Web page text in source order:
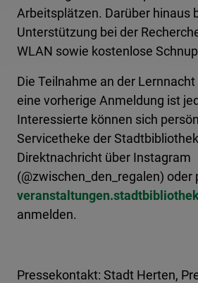
Arbeitsplätzen. Darüber hinaus
Unterstützung bei der
WLAN sowie kostenlose
Die Teilnahme an der
eine vorherige Anmeldung ist
Interessierte können sich
Servicetheke der
Direktnachricht über Instagram
(@zwischen_den_regalen) oder
anmelden.
Pressekontakt: Stadt Herten,